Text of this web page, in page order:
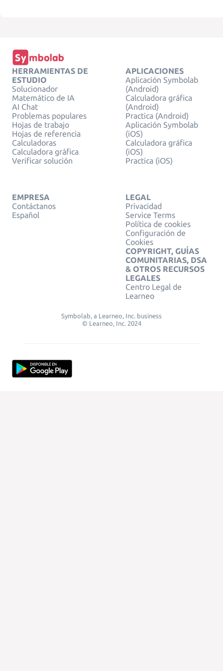
HERRAMIENTAS DE
ESTUDIO
Solucionador
Matemático de IA
AI Chat
Problemas populares
Hojas de trabajo
Hojas de referencia
Calculadoras
Calculadora gráfica
Verificar solución
APLICACIONES
Aplicación Symbolab
(Android)
Calculadora gráfica
(Android)
Practica (Android)
Aplicación Symbolab
(iOS)
Calculadora gráfica
(iOS)
Practica (iOS)
EMPRESA
Contáctanos
Español
LEGAL
Privacidad
Service Terms
Política de cookies
Configuración de
Cookies
COPYRIGHT, GUÍAS
COMUNITARIAS, DSA
& OTROS RECURSOS
LEGALES
Centro Legal de
Learneo
Symbolab, a Learneo, Inc. business
© Learneo, Inc. 2024